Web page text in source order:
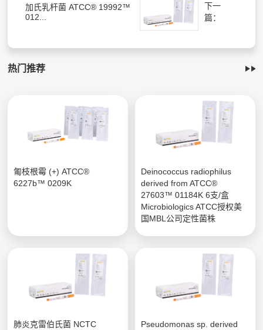
加氏乳杆菌 ATCC® 19992™
012...
下一
篇：
热门推荐
匍枝根霉 (+) ATCC®
6227b™ 0209K
Deinococcus radiophilus
derived from ATCC®
27603™ 01184K 6支/盒
Microbiologics ATCC授权美
国MBL公司定性菌株
肺炎克雷伯氏菌 NCTC
Pseudomonas sp. derived